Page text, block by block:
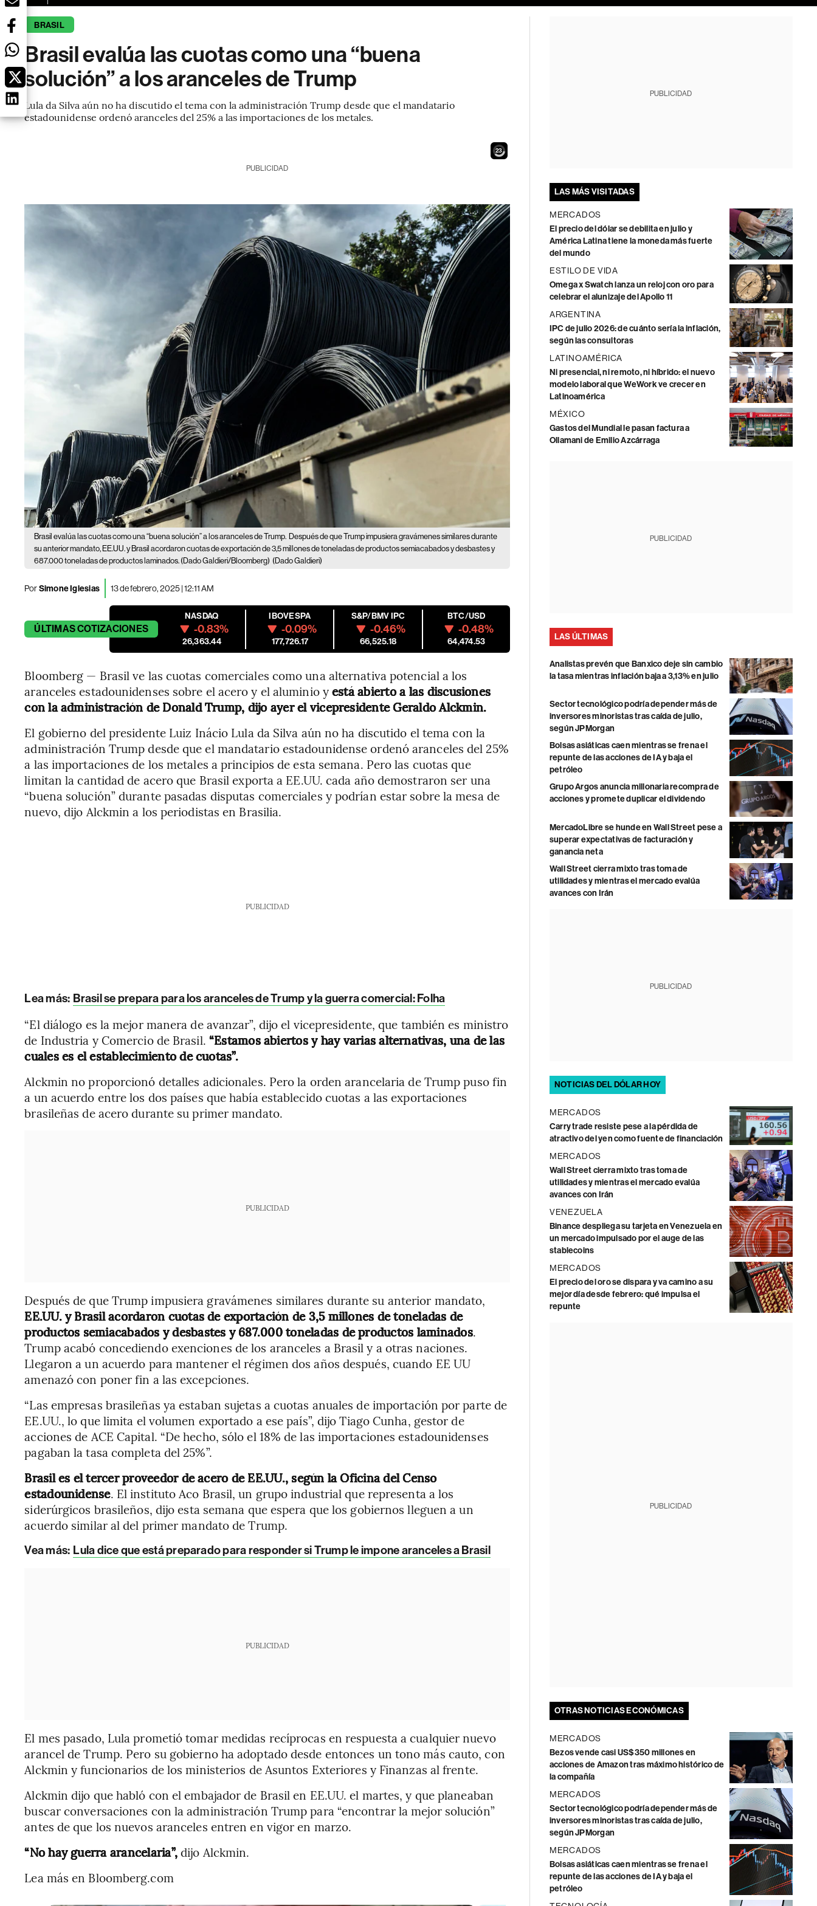
BRASIL
Brasil evalúa las cuotas como una “buena
solución” a los aranceles de Trump
Lula da Silva aún no ha discutido el tema con la administración Trump desde que el mandatario
estadounidense ordenó aranceles del 25% a las importaciones de los metales.
21
PUBLICIDAD
Brasil evalúa las cuotas como una “buena solución” a los aranceles de Trump. Después de que Trump impusiera gravámenes similares durante
su anterior mandato, EE.UU. y Brasil acordaron cuotas de exportación de 3,5 millones de toneladas de productos semiacabados y desbastes y
687.000 toneladas de productos laminados. (Dado Galdieri/Bloomberg) (Dado Galdieri)
PorSimone Iglesias 13 de febrero, 2025 | 12:11 AM
ÚLTIMASCOTIZACIONES
NASDAQ
-0.83%
26,363.44
IBOVESPA
-0.09%
177,726.17
S&P/BMV IPC
-0.46%
66,525.18
BTC/USD
-0.48%
64,474.53
Bloomberg — Brasil ve las cuotas comerciales como una alternativa potencial a los
aranceles estadounidenses sobre el acero y el aluminio yestá abierto a las discusiones
con la administración de Donald Trump, dijo ayer el vicepresidente Geraldo Alckmin.
El gobierno del presidente Luiz Inácio Lula da Silva aún no ha discutido el tema con la
administración Trump desde que el mandatario estadounidense ordenó aranceles del 25%
a las importaciones de los metales a principios de esta semana. Pero las cuotas que
limitan la cantidad de acero que Brasil exporta a EE.UU. cada año demostraron ser una
“buena solución” durante pasadas disputas comerciales y podrían estar sobre la mesa de
nuevo, dijo Alckmin a los periodistas en Brasilia.
PUBLICIDAD
Lea más: Brasil se prepara para los aranceles de Trump y la guerra comercial: Folha
“El diálogo es la mejor manera de avanzar”, dijo el vicepresidente, que también es ministro
de Industria y Comercio de Brasil. “Estamos abiertos y hay varias alternativas, una de las
cuales es el establecimiento de cuotas”.
Alckmin no proporcionó detalles adicionales. Pero la orden arancelaria de Trump puso fin
a un acuerdo entre los dos países que había establecido cuotas a las exportaciones
brasileñas de acero durante su primer mandato.
PUBLICIDAD
Después de que Trump impusiera gravámenes similares durante su anterior mandato,
EE.UU. y Brasil acordaron cuotas de exportación de 3,5 millones de toneladas de
productos semiacabados y desbastes y 687.000 toneladas de productos laminados.
Trump acabó concediendo exenciones de los aranceles a Brasil y a otras naciones.
Llegaron a un acuerdo para mantener el régimen dos años después, cuando EE UU
amenazó con poner fin a las excepciones.
“Las empresas brasileñas ya estaban sujetas a cuotas anuales de importación por parte de
EE.UU., lo que limita el volumen exportado a ese país”, dijo Tiago Cunha, gestor de
acciones de ACE Capital. “De hecho, sólo el 18% de las importaciones estadounidenses
pagaban la tasa completa del 25%”.
Brasil es el tercer proveedor de acero de EE.UU., según la Oficina del Censo
estadounidense. El instituto Aco Brasil, un grupo industrial que representa a los
siderúrgicos brasileños, dijo esta semana que espera que los gobiernos lleguen a un
acuerdo similar al del primer mandato de Trump.
Vea más: Lula dice que está preparado para responder si Trump le impone aranceles a Brasil
PUBLICIDAD
El mes pasado, Lula prometió tomar medidas recíprocas en respuesta a cualquier nuevo
arancel de Trump. Pero su gobierno ha adoptado desde entonces un tono más cauto, con
Alckmin y funcionarios de los ministerios de Asuntos Exteriores y Finanzas al frente.
Alckmin dijo que habló con el embajador de Brasil en EE.UU. el martes, y que planeaban
buscar conversaciones con la administración Trump para “encontrar la mejor solución”
antes de que los nuevos aranceles entren en vigor en marzo.
“No hay guerra arancelaria”,dijo Alckmin.
Lea más en Bloomberg.com
PUBLICIDAD
LAS MÁS VISITADAS
MERCADOS
El precio del dólar se debilita en julio y
América Latina tiene la moneda más fuerte
del mundo
ESTILO DE VIDA
Omega x Swatch lanza un reloj con oro para
celebrar el alunizaje del Apollo 11
ARGENTINA
IPC de julio 2026: de cuánto sería la inflación,
según las consultoras
LATINOAMÉRICA
Ni presencial, ni remoto, ni híbrido: el nuevo
modelo laboral que WeWork ve crecer en
Latinoamérica
MÉXICO
Gastos del Mundial le pasan factura a
Ollamani de Emilio Azcárraga
PUBLICIDAD
LAS ÚLTIMAS
Analistas prevén que Banxico deje sin cambio
la tasa mientras inflación baja a 3,13% en julio
Sector tecnológico podría depender más de
inversores minoristas tras caída de julio,
según JPMorgan
Bolsas asiáticas caen mientras se frena el
repunte de las acciones de IA y baja el
petróleo
Grupo Argos anuncia millonaria recompra de
acciones y promete duplicar el dividendo
MercadoLibre se hunde en Wall Street pese a
superar expectativas de facturación y
ganancia neta
Wall Street cierra mixto tras toma de
utilidades y mientras el mercado evalúa
avances con Irán
PUBLICIDAD
NOTICIAS DEL DÓLAR HOY
MERCADOS
Carry trade resiste pese a la pérdida de
atractivo del yen como fuente de financiación
MERCADOS
Wall Street cierra mixto tras toma de
utilidades y mientras el mercado evalúa
avances con Irán
VENEZUELA
Binance despliega su tarjeta en Venezuela en
un mercado impulsado por el auge de las
stablecoins
MERCADOS
El precio del oro se dispara y va camino a su
mejor día desde febrero: qué impulsa el
repunte
PUBLICIDAD
OTRAS NOTICIAS ECONÓMICAS
MERCADOS
Bezos vende casi US$350 millones en
acciones de Amazon tras máximo histórico de
la compañía
MERCADOS
Sector tecnológico podría depender más de
inversores minoristas tras caída de julio,
según JPMorgan
MERCADOS
Bolsas asiáticas caen mientras se frena el
repunte de las acciones de IA y baja el
petróleo